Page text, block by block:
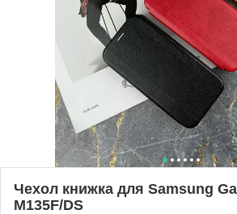
Чехол книжка для Samsung
M135F/DS